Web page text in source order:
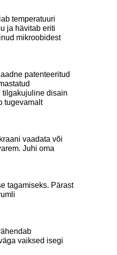
temperatuuri
ja hävitab eriti
mikroobidest
patenteeritud
tilgakujuline disain
tugevamalt
vaadata või
Juhi oma
tagamiseks. Pärast
vaiksed isegi